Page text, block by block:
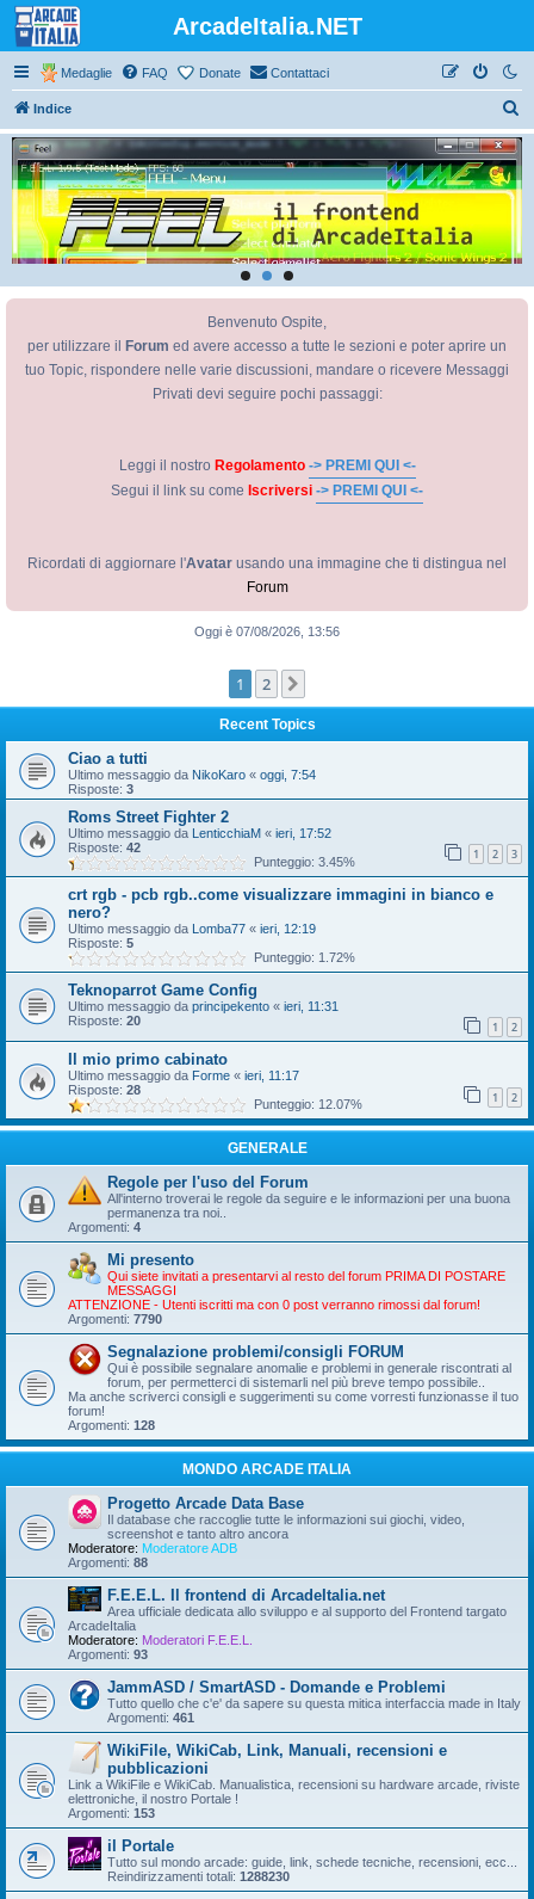
ArcadeItalia.NET
Medaglie FAQ Donate Contattaci
Indice
e
r
c
Benvenuto Ospite,
per utilizzare il
Forum ed avere accesso a tutte le sezioni e poter aprire un
tuo Topic, rispondere nelle varie discussioni, mandare o ricevere Messaggi
Privati devi seguire pochi passaggi:
Leggi il nostro Regolamento -> PREMI QUI <-
Segui il link su come Iscriversi -> PREMI QUI <-
Ricordati di aggiornare l'Avatar usando una immagine che ti distingua nel
Forum
Oggi è 07/08/2026, 13:56
1 2
Recent Topics
Ciao a tutti
Ultimo messaggio da NikoKaro « oggi, 7:54
Risposte: 3
Roms Street Fighter 2
Ultimo messaggio da LenticchiaM « ieri, 17:52
Risposte: 42 1 2 3
Punteggio: 3.45%
crt rgb - pcb rgb..come visualizzare immagini in bianco e
nero?
Ultimo messaggio da Lomba77 « ieri, 12:19
Risposte: 5
Punteggio: 1.72%
Teknoparrot Game Config
Ultimo messaggio da principekento « ieri, 11:31
Risposte: 20 1 2
Il mio primo cabinato
Ultimo messaggio da Forme « ieri, 11:17
Risposte: 28 1 2
Punteggio: 12.07%
GENERALE
Regole per l'uso del Forum
All'interno troverai le regole da seguire e le informazioni per una buona
permanenza tra noi..
Argomenti: 4
Mi presento
Qui siete invitati a presentarvi al resto del forum PRIMA DI POSTARE
MESSAGGI
ATTENZIONE - Utenti iscritti ma con 0 post verranno rimossi dal forum!
Argomenti: 7790
Segnalazione problemi/consigli FORUM
Qui è possibile segnalare anomalie e problemi in generale riscontrati al
forum, per permetterci di sistemarli nel più breve tempo possibile..
Ma anche scriverci consigli e suggerimenti su come vorresti funzionasse il tuo
forum!
Argomenti: 128
MONDO ARCADE ITALIA
Progetto Arcade Data Base
Il database che raccoglie tutte le informazioni sui giochi, video,
screenshot e tanto altro ancora
Moderatore: Moderatore ADB
Argomenti: 88
F.E.E.L. Il frontend di ArcadeItalia.net
Area ufficiale dedicata allo sviluppo e al supporto del Frontend targato
ArcadeItalia
Moderatore: Moderatori F.E.E.L.
Argomenti: 93
JammASD / SmartASD - Domande e Problemi
Tutto quello che c'e' da sapere su questa mitica interfaccia made in Italy
Argomenti: 461
WikiFile, WikiCab, Link, Manuali, recensioni e
pubblicazioni
Link a WikiFile e WikiCab. Manualistica, recensioni su hardware arcade, riviste
elettroniche, il nostro Portale !
Argomenti: 153
il Portale
Tutto sul mondo arcade: guide, link, schede tecniche, recensioni, ecc...
Reindirizzamenti totali: 1288230